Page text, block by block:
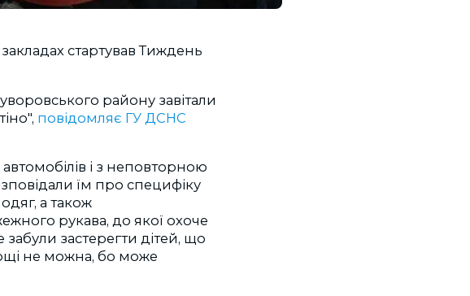
стартував Тиждень
району завітали
повідомляє ГУ ДСНС
і з неповторною
їм про специфіку
а також
рукава, до якої охоче
застерегти дітей, що
не можна, бо може